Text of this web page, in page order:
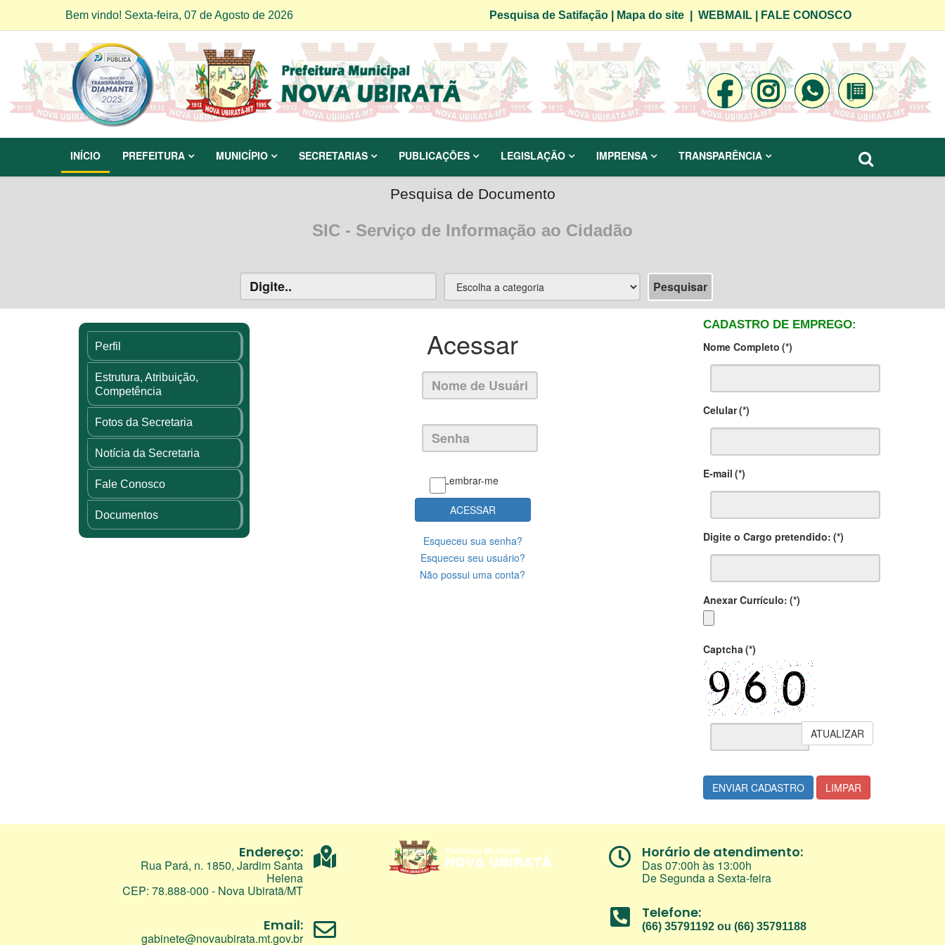
Bem vindo! Sexta-feira, 07 de Agosto de 2026 Pesquisa de Satifação| Mapa do site| WEBMAIL| FALE CONOSCO
INÍCIO PREFEITURA MUNICÍPIO SECRETARIAS PUBLICAÇÕES LEGISLAÇÃO IMPRENSA TRANSPARÊNCIA
Pesquisa de Documento
SIC - Serviço de Informação ao Cidadão
Perfil
Estrutura, Atribuição,
Competência
Fotos da Secretaria
Notícia da Secretaria
Fale Conosco
Documentos
Acessar
Lembrar-me
ACESSAR
Esqueceu sua senha?
Esqueceu seu usuário?
Não possui uma conta?
CADASTRO DE EMPREGO:
Nome Completo (*)
Celular(*)
E-mail (*)
Digite o Cargo pretendido: (*)
Anexar Currículo: (*)
Captcha(*)
ATUALIZAR
ENVIAR CADASTRO LIMPAR
Endereço:
Rua Pará, n. 1850, Jardim Santa
Helena
CEP: 78.888-000 - Nova Ubiratã/MT
Email:
gabinete@novaubirata.mt.gov.br
Horário de atendimento:
Das 07:00h às 13:00h
De Segunda a Sexta-feira
Telefone:
(66) 35791192 ou (66) 35791188